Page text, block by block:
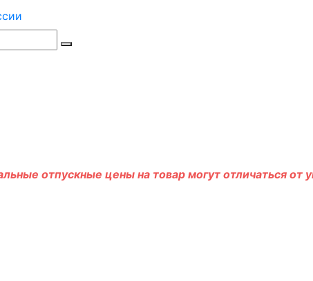
отпускные цены на товар могут отличаться от